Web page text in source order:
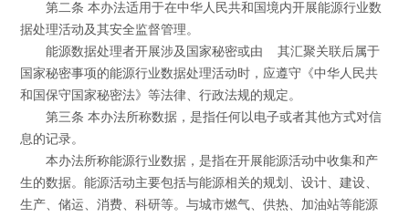
第二条 本办法适用于在中华人民共和国境内开展能源行业数
据处理活动及其安全监督管理。
能源数据处理者开展涉及国家秘密或由 其汇聚关联后属于
国家秘密事项的能源行业数据处理活动时，应遵守《中华人民共
和国保守国家秘密法》等法律、行政法规的规定。
第三条 本办法所称数据，是指任何以电子或者其他方式对信
息的记录。
本办法所称能源行业数据，是指在开展能源活动中收集和产
生的数据。能源活动主要包括与能源相关的规划、设计、建设、
生产、储运、消费、科研等。与城市燃气、供热、加油站等能源